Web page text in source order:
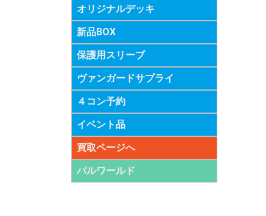
オリジナルデッキ
新品BOX
保護用スリーブ
ヴァンガードサプライ
４コン予約
イベント品
買取ページへ
パルワールド